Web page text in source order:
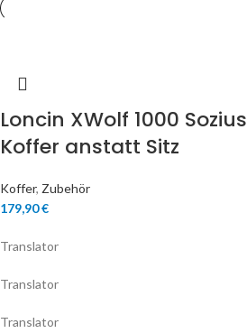
Loncin XWolf 1000 Sozius
Koffer anstatt Sitz
Koffer, Zubehör
179,90€
Translator
Translator
Translator